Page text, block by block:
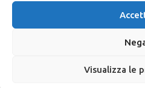
Visualizza le
Cambio Serrature
Cambio Serrature
Vallinfreda